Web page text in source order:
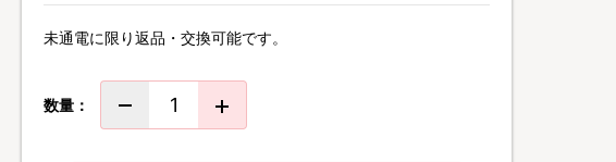
未通電に限り返品・交換可能です。
数量：